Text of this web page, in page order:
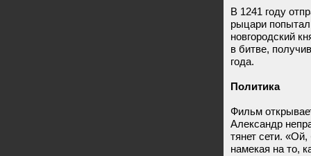
В 1241 году
рыцари
новгородский
в битве,
года.
Политика
Фильм
Александр
тянет сети.
намекая на то,